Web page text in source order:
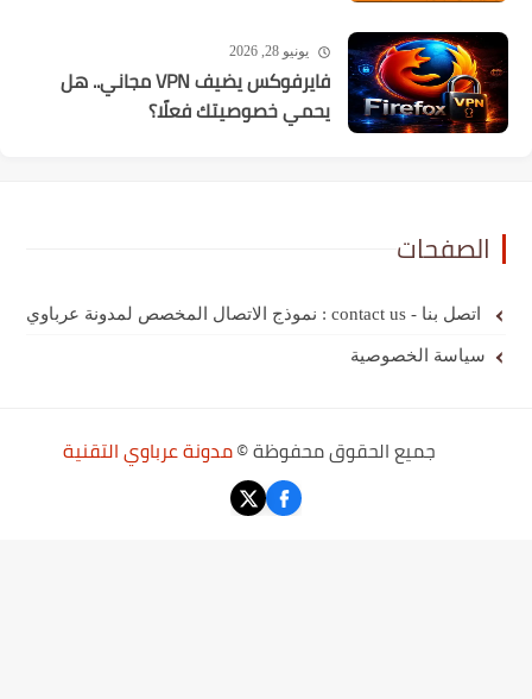
يونيو 28, 2026
فايرفوكس يضيف VPN مجاني.. هل
يحمي خصوصيتك فعلًا؟
الصفحات
اتصل بنا - contact us : نموذج الاتصال المخصص لمدونة عرباوي
سياسة الخصوصية
جميع الحقوق محفوظة ©مدونة عرباوي التقنية